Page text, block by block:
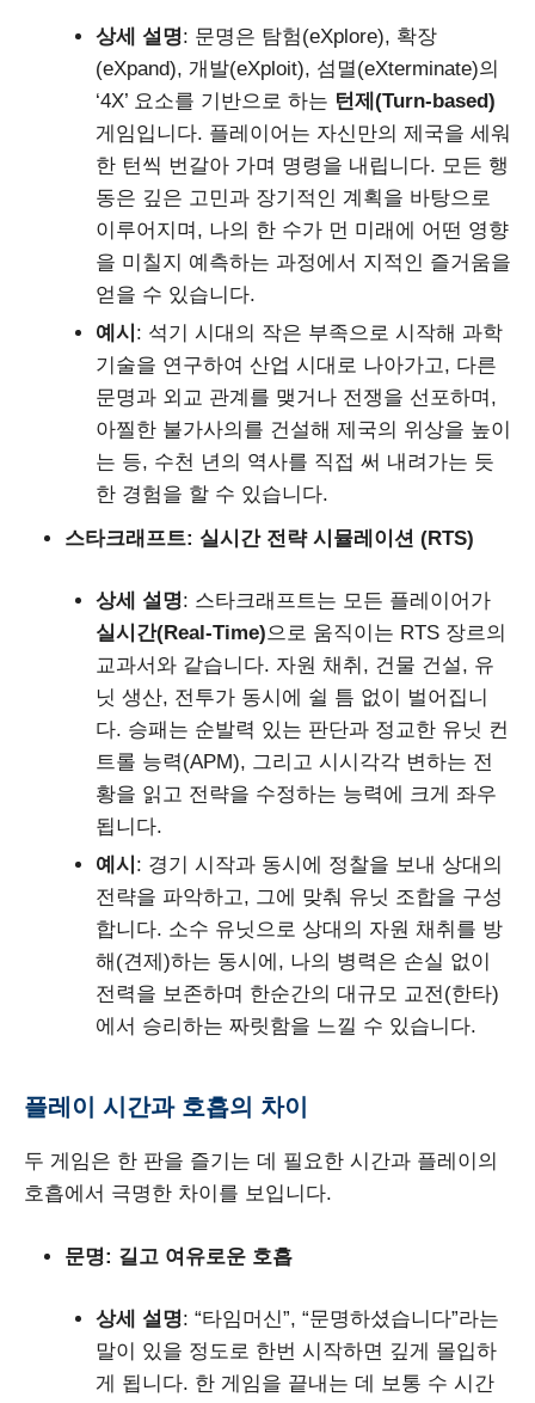
상세 설명: 문명은 탐험(eXplore), 확장
(eXpand), 개발(eXploit), 섬멸(eXterminate)의
‘4X’ 요소를 기반으로 하는 턴제(Turn-based)
게임입니다. 플레이어는 자신만의 제국을 세워
한 턴씩 번갈아 가며 명령을 내립니다. 모든 행
동은 깊은 고민과 장기적인 계획을 바탕으로
이루어지며, 나의 한 수가 먼 미래에 어떤 영향
을 미칠지 예측하는 과정에서 지적인 즐거움을
얻을 수 있습니다.
예시 : 석기 시대의 작은 부족으로 시작해 과학
기술을 연구하여 산업 시대로 나아가고, 다른
문명과 외교 관계를 맺거나 전쟁을 선포하며,
아찔한 불가사의를 건설해 제국의 위상을 높이
는 등, 수천 년의 역사를 직접 써 내려가는 듯
한 경험을 할 수 있습니다.
스타크래프트: 실시간 전략 시뮬레이션 (RTS)
상세 설명: 스타크래프트는 모든 플레이어가
실시간(Real-Time)으로 움직이는 RTS 장르의
교과서와 같습니다. 자원 채취, 건물 건설, 유
닛 생산, 전투가 동시에 쉴 틈 없이 벌어집니
다. 승패는 순발력 있는 판단과 정교한 유닛 컨
트롤 능력(APM), 그리고 시시각각 변하는 전
황을 읽고 전략을 수정하는 능력에 크게 좌우
됩니다.
예시 : 경기 시작과 동시에 정찰을 보내 상대의
전략을 파악하고, 그에 맞춰 유닛 조합을 구성
합니다. 소수 유닛으로 상대의 자원 채취를 방
해(견제)하는 동시에, 나의 병력은 손실 없이
전력을 보존하며 한순간의 대규모 교전(한타)
에서 승리하는 짜릿함을 느낄 수 있습니다.
플레이 시간과 호흡의 차이
두 게임은 한 판을 즐기는 데 필요한 시간과 플레이의
호흡에서 극명한 차이를 보입니다.
문명: 길고 여유로운 호흡
상세 설명: “타임머신”, “문명하셨습니다”라는
말이 있을 정도로 한번 시작하면 깊게 몰입하
게 됩니다. 한 게임을 끝내는 데 보통 수 시간